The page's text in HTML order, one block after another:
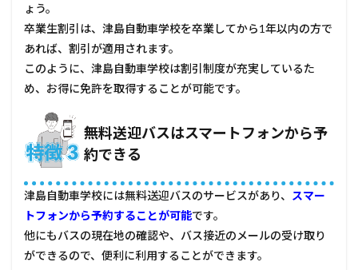
ミ・
評判
6.1
良い
評価
悪い
評価
7
管理
人コ
メン
ょう。
卒業生割引は、津島自動車学校を卒業してから1年以内の方で
あれば、割引が適用されます。
このように、津島自動車学校は割引制度が充実しているた
め、お得に免許を取得することが可能です。
無料送迎バスはスマートフォンから予
約できる
津島自動車学校には無料送迎バスのサービスがあり、
スマー
トフォンから予約することが可能です。
他にもバスの現在地の確認や、バス接近のメールの受け取り
ができるので、便利に利用することができます。